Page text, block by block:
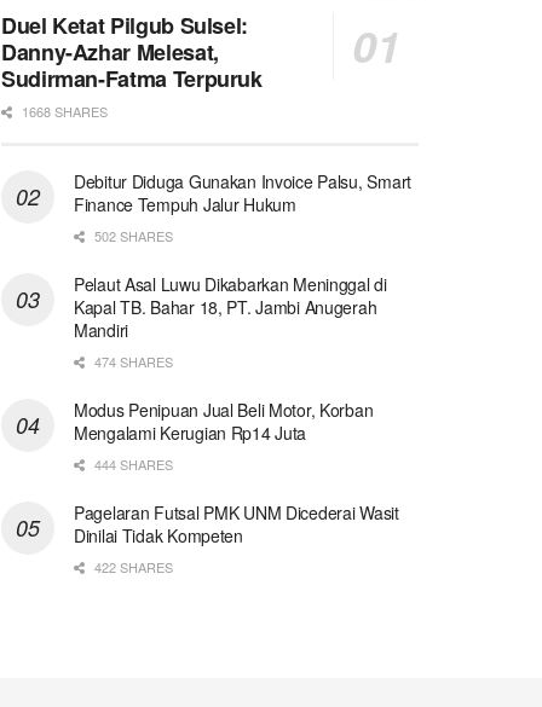
Duel Ketat Pilgub Sulsel:
Danny-Azhar Melesat,
Sudirman-Fatma Terpuruk
1668 SHARES
Debitur Diduga Gunakan Invoice Palsu, Smart
Finance Tempuh Jalur Hukum
502 SHARES
Pelaut Asal Luwu Dikabarkan Meninggal di
Kapal TB. Bahar 18, PT. Jambi Anugerah
Mandiri
474 SHARES
Modus Penipuan Jual Beli Motor, Korban
Mengalami Kerugian Rp14 Juta
444 SHARES
Pagelaran Futsal PMK UNM Dicederai Wasit
Dinilai Tidak Kompeten
422 SHARES